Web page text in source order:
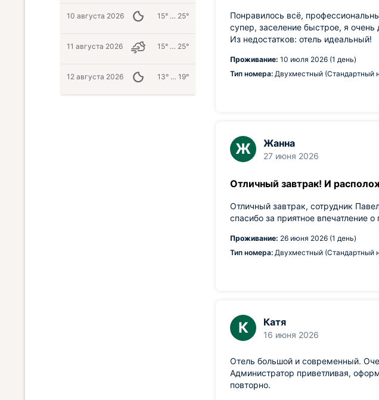
Понравилось всё,
супер, заселение быстрое, я
Из недостатков: отель идеальный!
Проживание: 10 июля 2026 (1 день)
Тип номера: Двухместный (Стандартный
Ж Жанна
27 июня 2026
Отличный завтрак! И
Отличный завтрак, сотрудник
спасибо за приятное впечатление о
Проживание: 26 июня 2026 (1 день)
Тип номера: Двухместный (Стандартный
К Катя
16 июня 2026
Отель большой и современный.
Администратор приветливая,
повторно.
10 августа 2026 15° … 25°
11 августа 2026 15° … 25°
12 августа 2026 13° … 19°